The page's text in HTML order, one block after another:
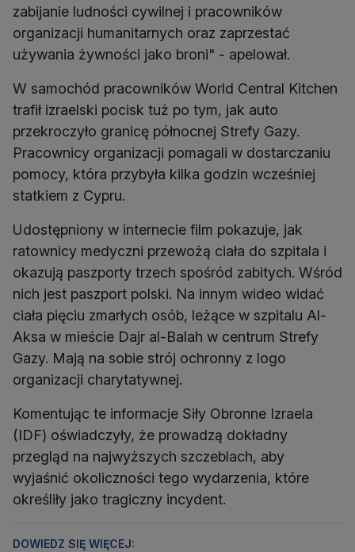
zabijanie ludności cywilnej i pracowników
organizacji humanitarnych oraz zaprzestać
używania żywności jako broni" - apelował.
W samochód pracowników World Central Kitchen
trafił izraelski pocisk tuż po tym, jak auto
przekroczyło granicę północnej Strefy Gazy.
Pracownicy organizacji pomagali w dostarczaniu
pomocy, która przybyła kilka godzin wcześniej
statkiem z Cypru.
Udostępniony w internecie film pokazuje, jak
ratownicy medyczni przewożą ciała do szpitala i
okazują paszporty trzech spośród zabitych. Wśród
nich jest paszport polski. Na innym wideo widać
ciała pięciu zmarłych osób, leżące w szpitalu Al-
Aksa w mieście Dajr al-Balah w centrum Strefy
Gazy. Mają na sobie strój ochronny z logo
organizacji charytatywnej.
Komentując te informacje Siły Obronne Izraela
(IDF) oświadczyły, że prowadzą dokładny
przegląd na najwyższych szczeblach, aby
wyjaśnić okoliczności tego wydarzenia, które
określiły jako tragiczny incydent.
DOWIEDZ SIĘ WIĘCEJ: